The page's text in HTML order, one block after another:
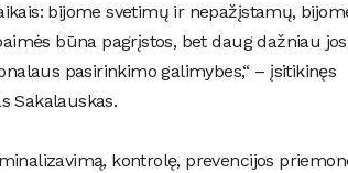
bijome svetimų ir nepažįstamų,
būna pagrįstos, bet daug dažniau jos
pasirinkimo galimybes,“ – įsitikinęs
Sakalauskas.
kontrolę, prevencijos